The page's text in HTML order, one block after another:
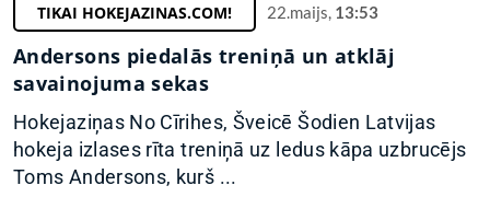
TIKAI HOKEJAZINAS.COM! 22.maijs, 13:53
Andersons piedalās treniņā un atklāj
savainojuma sekas
Hokejaziņas No Cīrihes, Šveicē Šodien Latvijas
hokeja izlases rīta treniņā uz ledus kāpa uzbrucējs
Toms Andersons, kurš ...